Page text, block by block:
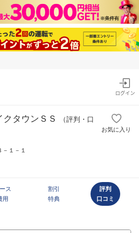
ログイン
クタウンＳＳ
（評判・口
お気に入り
１－１
ス
用
割引
特典
評判
口コミ